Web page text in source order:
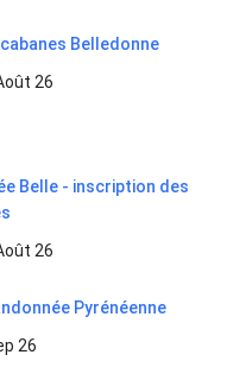
Belledonne
26
Belle - inscription des
26
Pyrénéenne
26